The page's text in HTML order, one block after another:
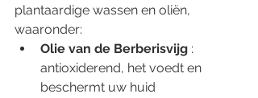
plantaardige wassen en oliën,
waaronder:
Olie van de Berberisvijg :
antioxiderend, het voedt en
beschermt uw huid